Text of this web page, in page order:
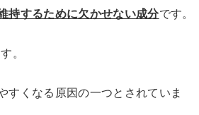
持するために欠かせない成分です。
。
すくなる原因の一つとされていま